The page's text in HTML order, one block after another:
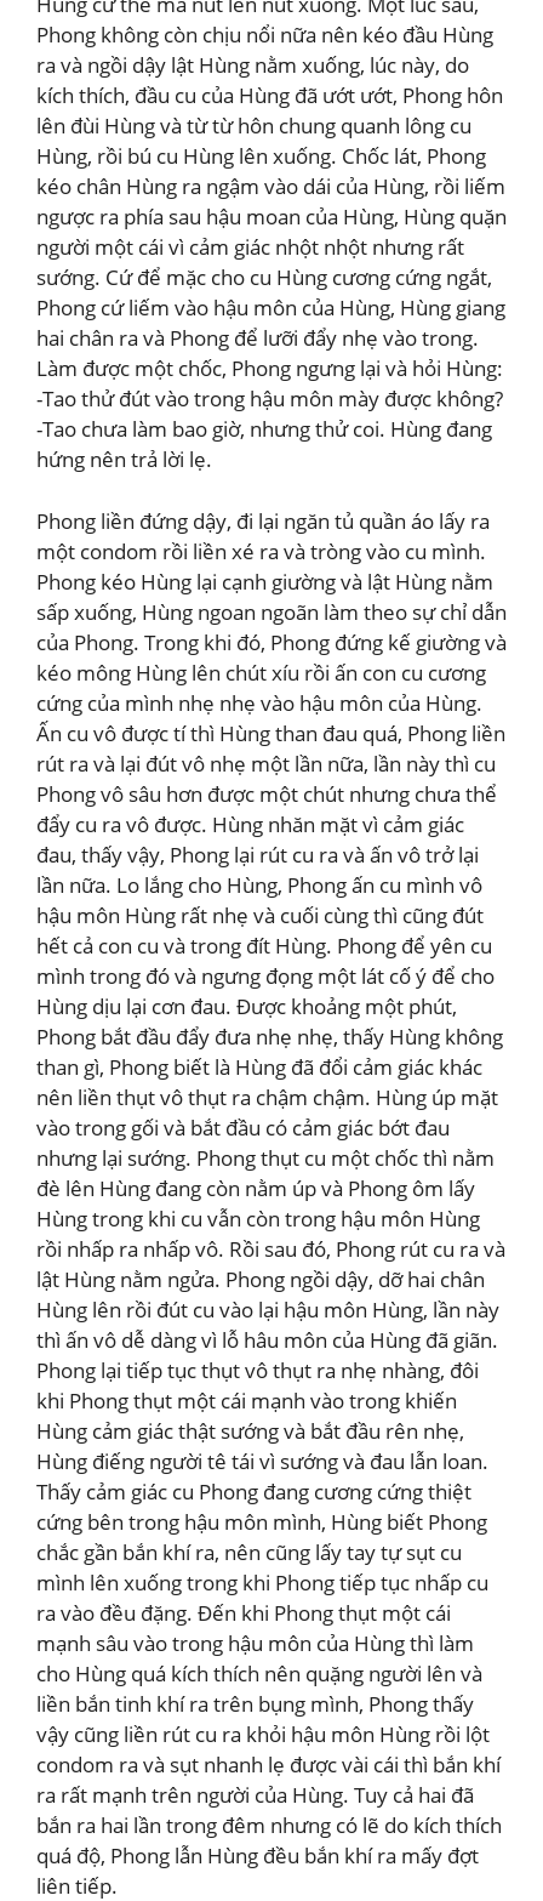
Phong không còn chịu nổi nữa nên kéo đầu Hùng
ra và ngồi dậy lật Hùng nằm xuống, lúc này, do
kích thích, đầu cu của Hùng đã ướt ướt, Phong hôn
lên đùi Hùng và từ từ hôn chung quanh lông cu
Hùng, rồi bú cu Hùng lên xuống. Chốc lát, Phong
kéo chân Hùng ra ngậm vào dái của Hùng, rồi liếm
ngược ra phía sau hậu moan của Hùng, Hùng quặn
người một cái vì cảm giác nhột nhột nhưng rất
sướng. Cứ để mặc cho cu Hùng cương cứng ngắt,
Phong cứ liếm vào hậu môn của Hùng, Hùng giang
hai chân ra và Phong để lưỡi đẩy nhẹ vào trong.
Làm được một chốc, Phong ngưng lại và hỏi Hùng:
-Tao thử đút vào trong hậu môn mày được không?
-Tao chưa làm bao giờ, nhưng thử coi. Hùng đang
hứng nên trả lời lẹ.
Phong liền đứng dậy, đi lại ngăn tủ quần áo lấy ra
một condom rồi liền xé ra và tròng vào cu mình.
Phong kéo Hùng lại cạnh giường và lật Hùng nằm
sấp xuống, Hùng ngoan ngoãn làm theo sự chỉ dẫn
của Phong. Trong khi đó, Phong đứng kế giường và
kéo mông Hùng lên chút xíu rồi ấn con cu cương
cứng của mình nhẹ nhẹ vào hậu môn của Hùng.
Ấn cu vô được tí thì Hùng than đau quá, Phong liền
rút ra và lại đút vô nhẹ một lần nữa, lần này thì cu
Phong vô sâu hơn được một chút nhưng chưa thể
đẩy cu ra vô được. Hùng nhăn mặt vì cảm giác
đau, thấy vậy, Phong lại rút cu ra và ấn vô trở lại
lần nữa. Lo lắng cho Hùng, Phong ấn cu mình vô
hậu môn Hùng rất nhẹ và cuối cùng thì cũng đút
hết cả con cu và trong đít Hùng. Phong để yên cu
mình trong đó và ngưng đọng một lát cố ý để cho
Hùng dịu lại cơn đau. Được khoảng một phút,
Phong bắt đầu đẩy đưa nhẹ nhẹ, thấy Hùng không
than gì, Phong biết là Hùng đã đổi cảm giác khác
nên liền thụt vô thụt ra chậm chậm. Hùng úp mặt
vào trong gối và bắt đầu có cảm giác bớt đau
nhưng lại sướng. Phong thụt cu một chốc thì nằm
đè lên Hùng đang còn nằm úp và Phong ôm lấy
Hùng trong khi cu vẫn còn trong hậu môn Hùng
rồi nhấp ra nhấp vô. Rồi sau đó, Phong rút cu ra và
lật Hùng nằm ngửa. Phong ngồi dậy, dỡ hai chân
Hùng lên rồi đút cu vào lại hậu môn Hùng, lần này
thì ấn vô dễ dàng vì lỗ hâu môn của Hùng đã giãn.
Phong lại tiếp tục thụt vô thụt ra nhẹ nhàng, đôi
khi Phong thụt một cái mạnh vào trong khiến
Hùng cảm giác thật sướng và bắt đầu rên nhẹ,
Hùng điếng người tê tái vì sướng và đau lẫn loan.
Thấy cảm giác cu Phong đang cương cứng thiệt
cứng bên trong hậu môn mình, Hùng biết Phong
chắc gần bắn khí ra, nên cũng lấy tay tự sụt cu
mình lên xuống trong khi Phong tiếp tục nhấp cu
ra vào đều đặng. Đến khi Phong thụt một cái
mạnh sâu vào trong hậu môn của Hùng thì làm
cho Hùng quá kích thích nên quặng người lên và
liền bắn tinh khí ra trên bụng mình, Phong thấy
vậy cũng liền rút cu ra khỏi hậu môn Hùng rồi lột
condom ra và sụt nhanh lẹ được vài cái thì bắn khí
ra rất mạnh trên người của Hùng. Tuy cả hai đã
bắn ra hai lần trong đêm nhưng có lẽ do kích thích
quá độ, Phong lẫn Hùng đều bắn khí ra mấy đợt
liên tiếp.